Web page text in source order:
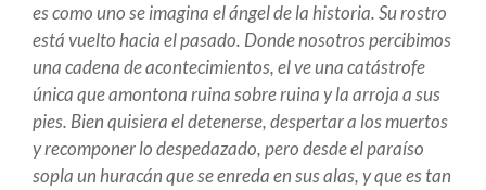
es como uno se imagina el ángel de la historia. Su rostro
está vuelto hacia el pasado. Donde nosotros percibimos
una cadena de acontecimientos, el ve una catástrofe
única que amontona ruina sobre ruina y la arroja a sus
pies. Bien quisiera el detenerse, despertar a los muertos
y recomponer lo despedazado, pero desde el paraíso
sopla un huracán que se enreda en sus alas, y que es tan